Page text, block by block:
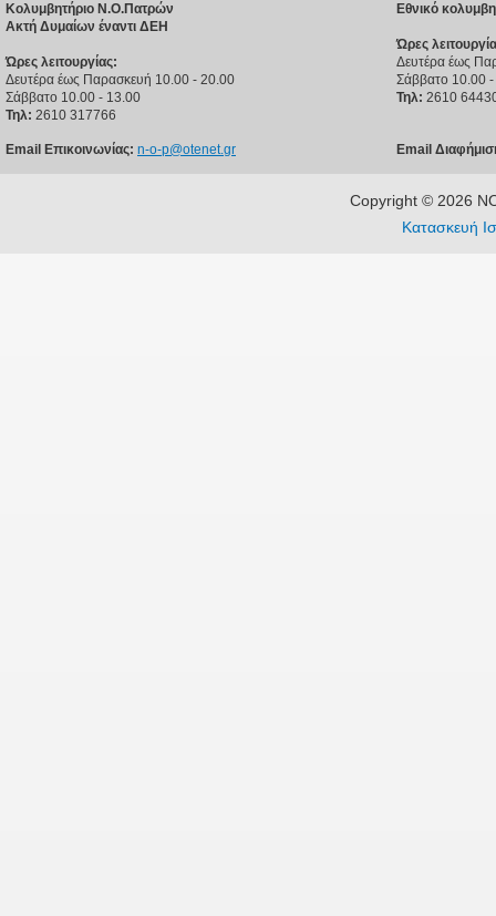
Κολυμβητήριο Ν.Ο.Πατρών
Ακτή Δυμαίων έναντι ΔΕΗ
Ώρες λειτουργίας:
Δευτέρα έως Παρασκευή 10.00 - 20.00
Σάββατο 10.00 - 13.00
Τηλ: 2610 317766
Email Επικοινωνίας: n-o-p@otenet.gr
Εθνικό
Ώρες
Δευτέρα έως
Σάββατο 10.00
Τηλ: 2610
Email
Copyright © 2026
Κατασκευή